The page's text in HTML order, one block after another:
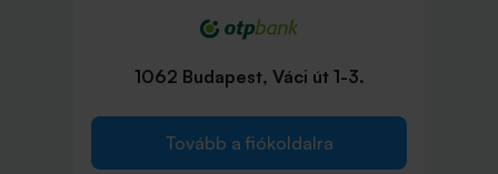
1062 Budapest, Váci út 1-3.
Tovább a fiókoldalra